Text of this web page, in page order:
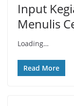
Input
Menulis
Loading…
Read More